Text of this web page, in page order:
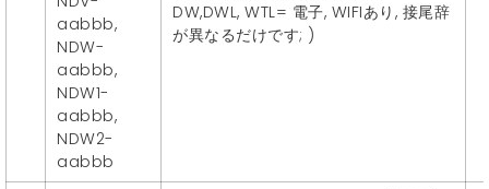
aabbb,
NDW-
aabbb,
NDW1-
aabbb,
NDW2-
aabbb
DW,DWL, WTL= 電子, WIFIあり, 接尾辞
が異なるだけです; )